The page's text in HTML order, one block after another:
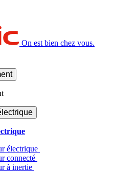
On est bien chez vous.
électrique
connecté
à inertie